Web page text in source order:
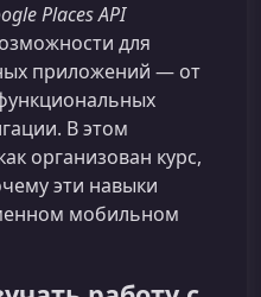
Places API
для
приложений — от
В этом
организован курс,
эти навыки
мобильном